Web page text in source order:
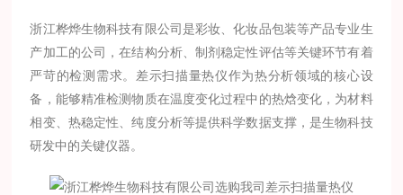
浙江桦烨生物科技有限公司是彩妆、化妆品包装等产品专业生
产加工的公司 ，在结构分析、制剂稳定性评估等关键环节有着
严苛的检测需求。差示扫描量热仪作为热分析领域的核心设
备，能够精准检测物质在温度变化过程中的热焓变化，为材料
相变、热稳定性、纯度分析等提供科学数据支撑，是生物科技
研发中的关键仪器。